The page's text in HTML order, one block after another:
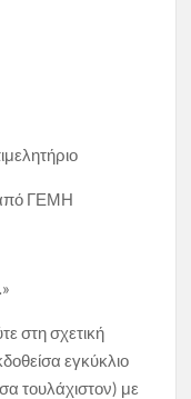
από ΓΕΜΗ
στη σχετική
εγκύκλιο
τουλάχιστον) με